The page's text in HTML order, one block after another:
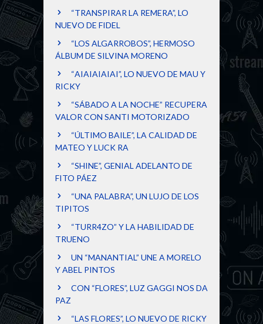
“TRANSPIRAR LA REMERA”, LO
NUEVO DE FIDEL
“LOS ALGARROBOS”, HERMOSO
ÁLBUM DE SILVINA MORENO
“AIAIAIAIAI”, LO NUEVO DE MAU Y
RICKY
“SÁBADO A LA NOCHE” RECUPERA
VALOR CON SANTI MOTORIZADO
“ÚLTIMO BAILE”, LA CALIDAD DE
MATEO Y LUCK RA
“SHINE”, GENIAL ADELANTO DE
FITO PÁEZ
“UNA PALABRA”, UN LUJO DE LOS
TIPITOS
“TURR4ZO” Y LA HABILIDAD DE
TRUENO
UN “MANANTIAL” UNE A MORELO
Y ABEL PINTOS
CON “FLORES”, LUZ GAGGI NOS DA
PAZ
“LAS FLORES”, LO NUEVO DE RICKY